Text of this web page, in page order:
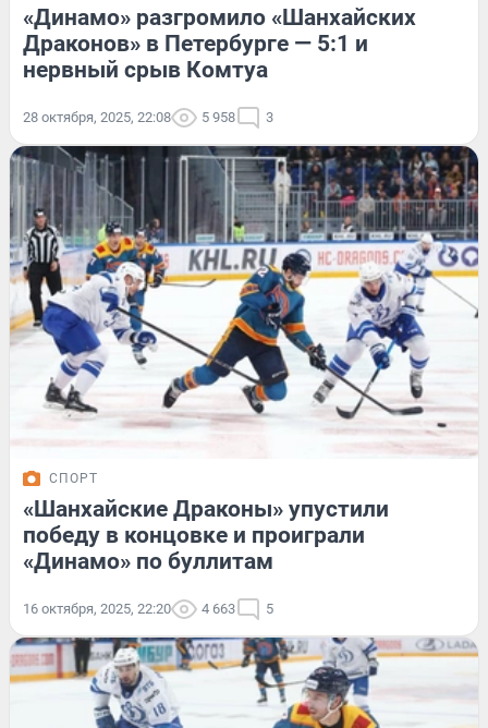
«Динамо» разгромило «Шанхайских
Драконов» в Петербурге — 5:1 и
нервный срыв Комтуа
28 октября, 2025, 22:08 5 958 3
СПОРТ
«Шанхайские Драконы» упустили
победу в концовке и проиграли
«Динамо» по буллитам
16 октября, 2025, 22:20 4 663 5